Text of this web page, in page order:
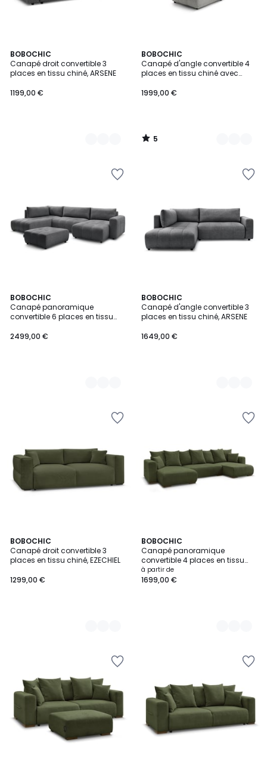
BOBOCHIC
Canapé droit convertible 3
places en tissu chiné, ARSENE
1199,00 €
2
Couleurs
BOBOCHIC
Canapé d'angle convertible 4
places en tissu chiné avec
1999,00 €
5
/
5
2
Couleurs
5
/
BOBOCHIC
Canapé panoramique
convertible 6 places en tissu
2499,00 €
2
Couleurs
BOBOCHIC
Canapé d'angle convertible 3
places en tissu chiné, ARSENE
1649,00 €
2
Couleurs
BOBOCHIC
Canapé droit convertible 3
places en tissu chiné, EZECHIEL
1299,00 €
7
Couleurs
BOBOCHIC
Canapé panoramique
convertible 4 places en tissu
chiné, SIDONIE
à partir de
1699,00 €
6
Couleurs